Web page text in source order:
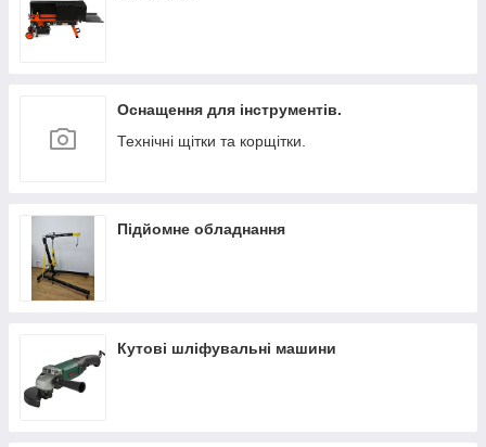
Оснащення для інструментів.
Технічні щітки та корщітки.
Підйомне обладнання
Кутові шліфувальні машини